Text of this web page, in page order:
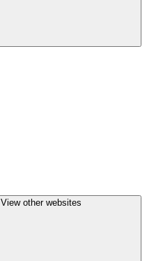
View other websites